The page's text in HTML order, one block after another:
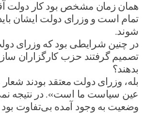
همان زمان مشخص بود کار دولت
تمام است و وزرای دولت ایشان
شوند.
در چنین شرایطی بود که وزرای
تصمیم گرفتند حزب کارگزاران
بدهند؟
بله، وزرای دولت معتقد بودند شعار
عین سیاست ما است». در نتیجه
وضعیت به وجود آمده بی‌تفاوت